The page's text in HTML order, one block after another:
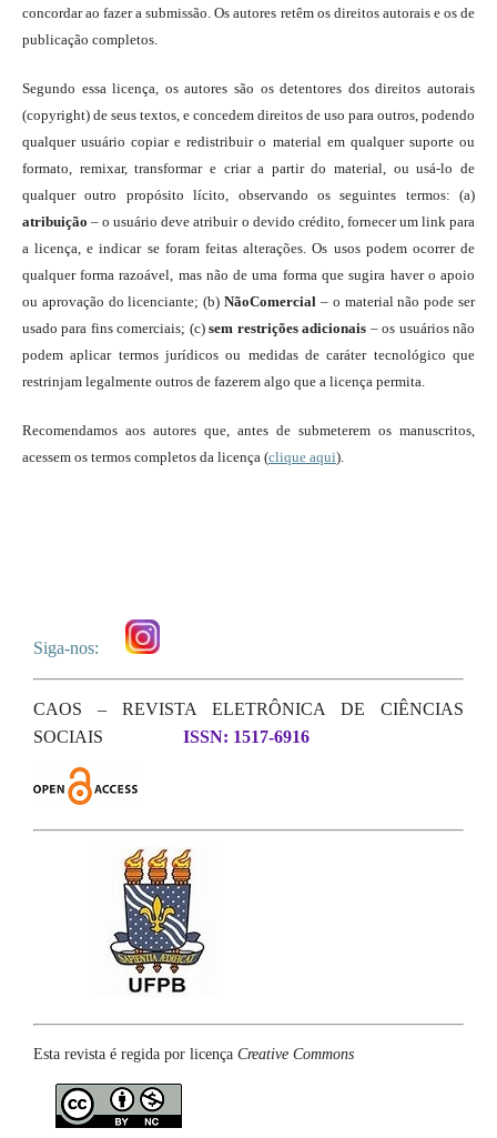
concordar ao fazer a submissão. Os autores retêm os direitos autorais e os de
publicação completos.
Segundo essa licença, os autores são os detentores dos direitos autorais
(copyright) de seus textos, e concedem direitos de uso para outros, podendo
qualquer usuário copiar e redistribuir o material em qualquer suporte ou
formato, remixar, transformar e criar a partir do material, ou usá-lo de
qualquer outro propósito lícito, observando os seguintes termos: (a)
atribuição – o usuário deve atribuir o devido crédito, fornecer um link para
a licença, e indicar se foram feitas alterações. Os usos podem ocorrer de
qualquer forma razoável, mas não de uma forma que sugira haver o apoio
ou aprovação do licenciante; (b)NãoComercial – o material não pode ser
usado para fins comerciais; (c)sem restrições adicionais – os usuários não
podem aplicar termos jurídicos ou medidas de caráter tecnológico que
restrinjam legalmente outros de fazerem algo que a licença permita.
Recomendamos aos autores que, antes de submeterem os manuscritos,
acessem os termos completos da licença (clique aqui).
Siga-nos:
CAOS – REVISTA ELETRÔNICA DE CIÊNCIAS
SOCIAIS
ISSN: 1517-6916
Esta revista é regida por licença Creative Commons